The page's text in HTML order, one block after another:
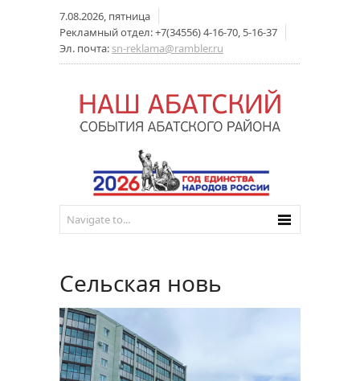
7.08.2026, пятница
Рекламный отдел: +7(34556) 4-16-70, 5-16-37
Эл. почта: sn-reklama@rambler.ru
Сельская новь